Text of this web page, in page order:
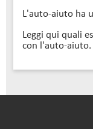
L'auto-aiuto ha
Leggi qui quali
con l'auto-aiuto.